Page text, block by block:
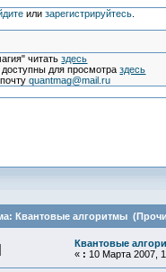
или зарегистрируйтесь.
читатьздесь
доступны для просмотраздесь
quantmag@mail.ru
Квантовые алгоритмы
Квантовые
« : 10 Марта 2007,